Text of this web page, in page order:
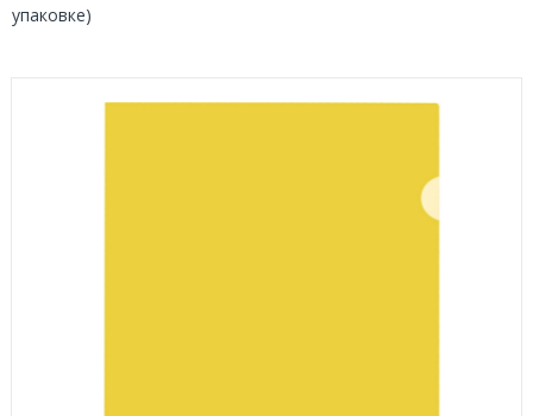
упаковке)